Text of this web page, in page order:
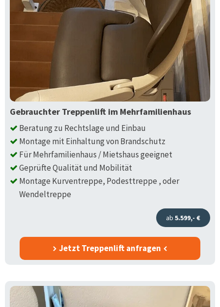
Gebrauchter Treppenlift im Mehrfamilienhaus
Beratung zu Rechtslage und Einbau
Montage mit Einhaltung von Brandschutz
Für Mehrfamilienhaus / Mietshaus geeignet
Geprüfte Qualität und Mobilität
Montage Kurventreppe, Podesttreppe , oder
Wendeltreppe
ab 5.599,- €
Jetzt Treppenlift anfragen